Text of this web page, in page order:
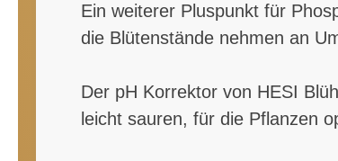
Ein weiterer Pluspunkt für
die Blütenstände nehmen an
Der pH Korrektor von HESI
leicht sauren, für die Pflanzen